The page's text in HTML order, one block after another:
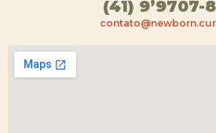
(41) 9’9707-